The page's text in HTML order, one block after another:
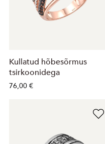
Kullatud hõbesõrmus
tsirkoonidega
76,00 €